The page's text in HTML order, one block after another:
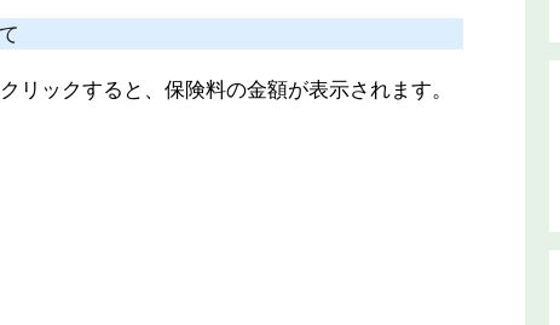
リックすると、保険料の金額が表示されます。